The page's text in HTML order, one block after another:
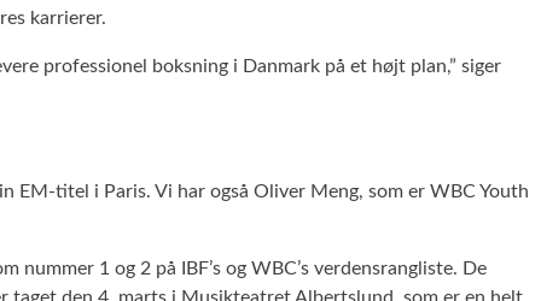
karrierer.
professionel boksning i Danmark på et højt plan,” siger
EM-titel i Paris. Vi har også Oliver Meng, som er WBC Youth
1 og 2 på IBF’s og WBC’s verdensrangliste. De
den 4. marts i Musikteatret Albertslund, som er en helt